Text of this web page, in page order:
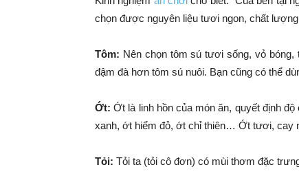
chọn được nguyên liệu tươi ngon, chất
Tôm: Nên chọn tôm sú tươi sống, vỏ
đậm đà hơn tôm sú nuôi. Bạn cũng có thể
Ớt: Ớt là linh hồn của món ăn, quyết định
xanh, ớt hiểm đỏ, ớt chỉ thiên… Ớt tươi, cay
Tỏi: Tỏi ta (tỏi cô đơn) có mùi thơm đặc